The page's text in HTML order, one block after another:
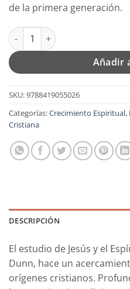
de la primera generación.
Jesús Y El Espíritu - Tapa
Añadir
SKU:9788419055026
Categorías:Crecimiento Espiritual,
Cristiana
DESCRIPCIÓN
El estudio de Jesús y el
Dunn, hace un
orígenes cristianos.